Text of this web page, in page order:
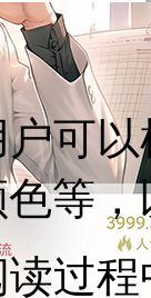
可
等
过